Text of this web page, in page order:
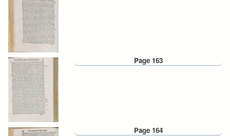
Page 163
Page 164